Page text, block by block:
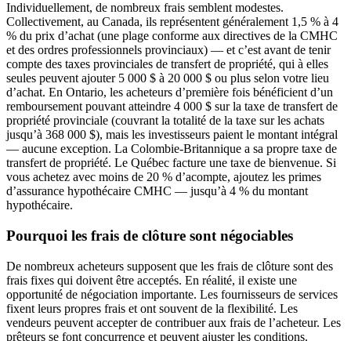
Individuellement, de nombreux frais semblent modestes.
Collectivement, au Canada, ils représentent généralement 1,5 % à 4
% du prix d’achat (une plage conforme aux directives de la CMHC
et des ordres professionnels provinciaux) — et c’est avant de tenir
compte des taxes provinciales de transfert de propriété, qui à elles
seules peuvent ajouter 5 000 $ à 20 000 $ ou plus selon votre lieu
d’achat. En Ontario, les acheteurs d’première fois bénéficient d’un
remboursement pouvant atteindre 4 000 $ sur la taxe de transfert de
propriété provinciale (couvrant la totalité de la taxe sur les achats
jusqu’à 368 000 $), mais les investisseurs paient le montant intégral
— aucune exception. La Colombie-Britannique a sa propre taxe de
transfert de propriété. Le Québec facture une taxe de bienvenue. Si
vous achetez avec moins de 20 % d’acompte, ajoutez les primes
d’assurance hypothécaire CMHC — jusqu’à 4 % du montant
hypothécaire.
Pourquoi les frais de clôture sont négociables
De nombreux acheteurs supposent que les frais de clôture sont des
frais fixes qui doivent être acceptés. En réalité, il existe une
opportunité de négociation importante. Les fournisseurs de services
fixent leurs propres frais et ont souvent de la flexibilité. Les
vendeurs peuvent accepter de contribuer aux frais de l’acheteur. Les
prêteurs se font concurrence et peuvent ajuster les conditions.